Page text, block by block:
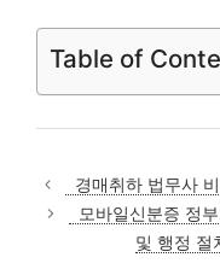
Table of
경매취하 법무사
모바일신분증 정
및 행정 절